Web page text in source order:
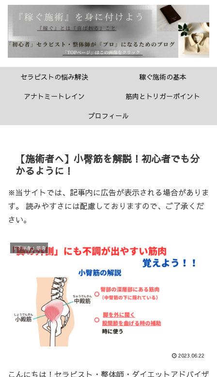
セラピストの悩み解決
稼ぐ施術の基本
アナトミートレイン
筋肉とトリガーポイント
プロフィール
【施術者へ】小臀筋を解説！初心者でも分
かるように！
※当サイトでは、記事内に広告が表示される場合がありま
す。 読みやすさには配慮しておりますので、ご了承くだ
さい。
「下半身」筋肉
2023.06.22
こんにちは！セラピスト・整体師・ダイエットアドバイザ